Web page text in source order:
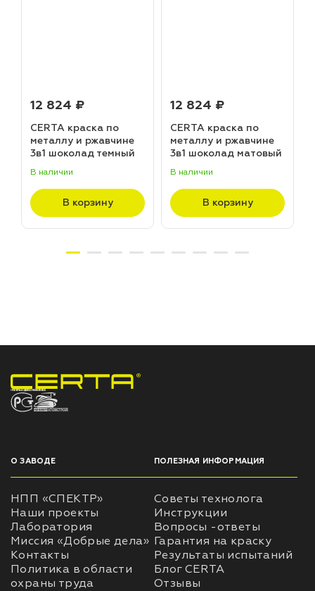
12 824 ₽
CERTA краска по
металлу и ржавчине
3в1 шоколад темный
(20,0кг)
В наличии
В корзину
12 824 ₽
CERTA краска по
металлу и ржавчине
3в1 шоколад матовый
В наличии
В корзину
НПП «СПЕКТР» ЗАВОД ЛАКОКРАСОЧНЫХ МАТЕРИАЛОВ
О ЗАВОДЕ
НПП «СПЕКТР»
Наши проекты
Лаборатория
Миссия «Добрые дела»
Контакты
Политика в области
ПОЛЕЗНАЯ ИНФОРМАЦИЯ
Советы технолога
Инструкции
Вопросы -ответы
Гарантия на краску
Результаты испытаний
Блог CERTA
Отзывы